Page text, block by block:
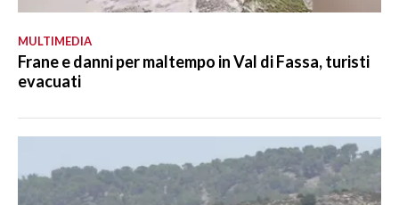
MULTIMEDIA
Frane e danni per maltempo in Val di Fassa, turisti
evacuati